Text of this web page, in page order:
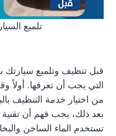
تلميع
قبل تنظيف وتلميع سيارتك
التي يجب أن تعرفها. أولاً
من اختيار خدمة التنظيف
بعد ذلك، يجب فهم أن تقنية
تستخدم الماء الساخن